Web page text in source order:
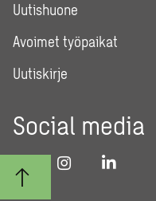
Uutishuone
Avoimet työpaikat
Uutiskirje
Social media